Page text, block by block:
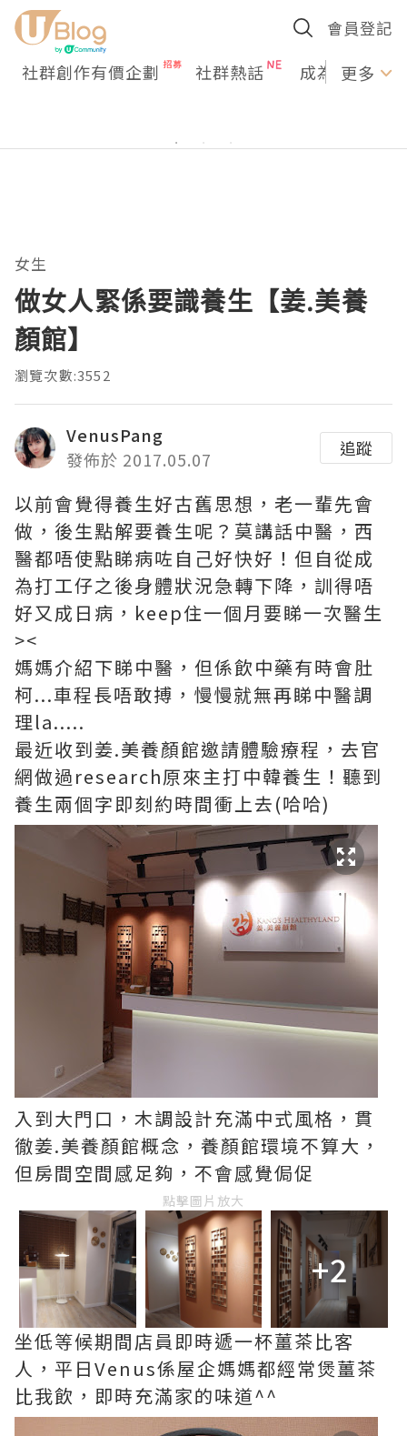
會員登記
社群創作有價企劃 社群熱話 成為U更多
女生
做女人緊係要識養生【姜.美養
顏館】
瀏覽次數:3552
VenusPang
發佈於 2017.05.07
追蹤
以前會覺得養生好古舊思想，老一輩先會
做，後生點解要養生呢？莫講話中醫，西
醫都唔使點睇病咗自己好快好！但自從成
為打工仔之後身體狀況急轉下降，訓得唔
好又成日病，keep住一個月要睇一次醫生
><
媽媽介紹下睇中醫，但係飲中藥有時會肚
柯...車程長唔敢搏，慢慢就無再睇中醫調
理la.....
最近收到姜.美養顏館邀請體驗療程，去官
網做過research原來主打中韓養生！聽到
養生兩個字即刻約時間衝上去(哈哈)
入到大門口，木調設計充滿中式風格，貫
徹姜.美養顏館概念，養顏館環境不算大，
但房間空間感足夠，不會感覺侷促
點擊圖片放大
+2
坐低等候期間店員即時遞一杯薑茶比客
人，平日Venus係屋企媽媽都經常煲薑茶
比我飲，即時充滿家的味道^^